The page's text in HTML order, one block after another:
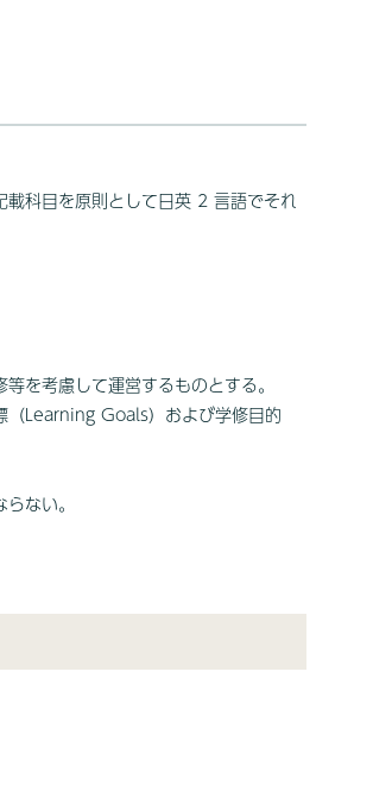
科目を原則として日英 2 言語でそれ
を考慮して運営するものとする。
（Learning Goals）および学修目的
ない。